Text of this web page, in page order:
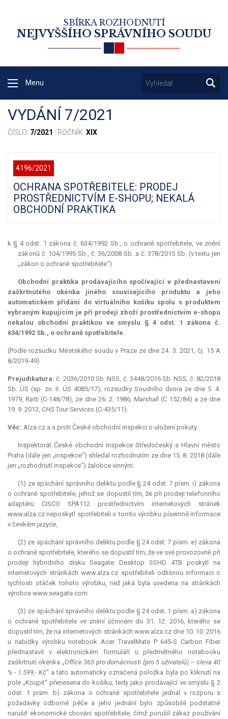
SBÍRKA ROZHODNUTÍ
NEJVYŠŠÍHO SPRÁVNÍHO SOUDU
Menu
VYDÁNÍ 7/2021
ČÍSLO: 7/2021 · ROČNÍK: XIX
4196/2021
OCHRANA SPOTŘEBITELE: PRODEJ
PROSTŘEDNICTVÍM E-SHOPU; NEKALÁ
OBCHODNÍ PRAKTIKA
k § 4 odst. 1 zákona č. 634/1992 Sb., o ochraně spotřebitele, ve znění
zákonů č. 104/1995 Sb., č. 36/2008 Sb. a č. 378/2015 Sb. (v textu jen
„zákon o ochraně spotřebitele“)
Obchodní praktika prodávajícího spočívající v přednastavení
zaškrtnutého okénka jiného souvisejícího produktu a jeho
automatickém přidání do virtuálního košíku spolu s produktem
vybraným kupujícím je při prodeji zboží prostřednictvím e-shopu
nekalou obchodní praktikou ve smyslu § 4 odst. 1 zákona č.
634/1992 Sb., o ochraně spotřebitele.
(Podle rozsudku Městského soudu v Praze ze dne 24. 3. 2021, čj. 15 A
8/2019-49)
Prejudikatura:č. 2036/2010 Sb. NSS, č. 3448/2016 Sb. NSS; č. 82/2018
Sb. ÚS (sp. zn. II. ÚS 4085/17); rozsudky Soudního dvora ze dne 5. 4.
1979,Ratti (C-148/78), ze dne 26. 2. 1986,Marshall (C 152/84) a ze dne
19. 9. 2013, CHS Tour Services (C-435/11).
Věc: Alza.cz a.s proti České obchodní inspekci o uložení pokuty.
Inspektorát České obchodní inspekce Středočeský a Hlavní město
Praha (dále jen „inspekce“) shledal rozhodnutím ze dne 15. 8. 2018 (dále
jen „rozhodnutí inspekce“) žalobce vinným:
(1) ze spáchání správního deliktu podle § 24 odst. 7 písm. i) zákona
o ochraně spotřebitele, jehož se dopustil tím, že při prodeji telefonního
adaptéru CISCO SPA112 prostřednictvím internetových stránek
www.alza.cz neposkytl spotřebiteli o tomto výrobku písemné informace
v českém jazyce,
(2) ze spáchání správního deliktu podle § 24 odst. 7 písm. e) zákona
o ochraně spotřebitele, kterého se dopustil tím, že ve své provozovně při
prodeji hybridního disku Seagate Desktop SSHD 4TB poskytl na
internetových stránkách www.alza.cz spotřebiteli odlišnou informaci o
rychlosti otáček tohoto výrobku, než jaká byla uvedena na stránkách
výrobce www.seagate.com
(3) ze spáchání správního deliktu podle § 24 odst. 1 písm. a) zákona
o ochraně spotřebitele ve znění účinném do 31. 12. 2016, kterého se
dopustil tím, že na internetových stránkách www.alza.cz dne 10. 10. 2016
u nabídky výrobku notebook Acer TravelMate P 645-S Carbon Fiber
přednastavil v elektronickém formuláři u předmětného notebooku
zaškrtnutí okénka „Office 365 pro domácnosti (pro 5 uživatelů) – sleva 40
% - 1.599,- Kč“ a tato automaticky označená položka byla po kliknutí na
pole „Koupit“ přenesena do košíku, tedy jako prodávající ve smyslu § 2
odst. 1 písm. b) zákona o ochraně spotřebitele jednal v rozporu s
požadavky odborné péče a jeho jednání bylo způsobilé podstatně
narušit ekonomické chování spotřebitele, čímž porušil zákaz používání